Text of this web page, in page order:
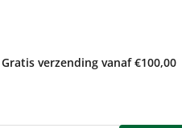
Gratis verzending vanaf €100,00